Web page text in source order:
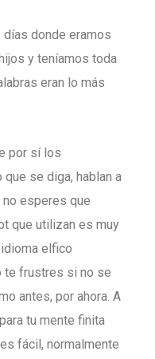
donde eramos
y teníamos toda
eran lo más
por sí los
se diga, hablan a
esperes que
que utilizan es muy
elfico
te frustres si no se
antes, por ahora. A
tu mente finita
fácil, normalmente